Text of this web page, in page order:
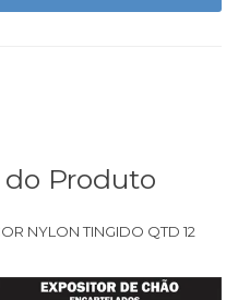
Produto
NYLON TINGIDO QTD 12